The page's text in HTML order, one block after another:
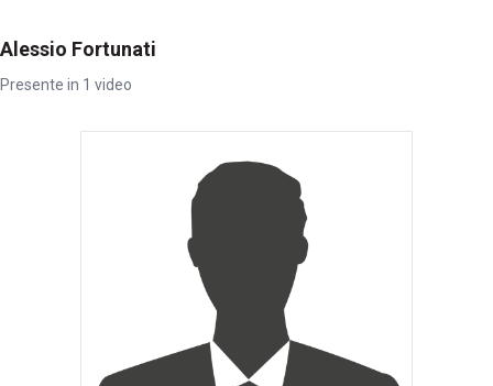
Alessio Fortunati
Presente in 1 video